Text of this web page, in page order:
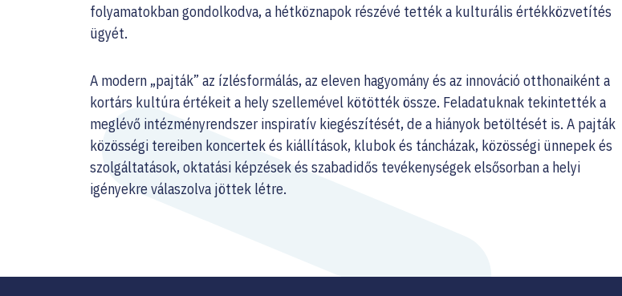
folyamatokban gondolkodva, a hétköznapok részévé tették a kulturális értékközvetítés
ügyét.
A modern „pajták” az ízlésformálás, az eleven hagyomány és az innováció otthonaiként a
kortárs kultúra értékeit a hely szellemével kötötték össze. Feladatuknak tekintették a
meglévő intézményrendszer inspiratív kiegészítését, de a hiányok betöltését is. A pajták
közösségi tereiben koncertek és kiállítások, klubok és táncházak, közösségi ünnepek és
szolgáltatások, oktatási képzések és szabadidős tevékenységek elsősorban a helyi
igényekre válaszolva jöttek létre.